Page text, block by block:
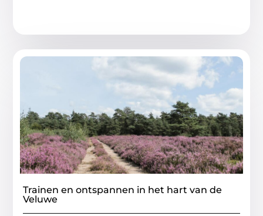
Trainen en ontspannen in het hart van de
Veluwe